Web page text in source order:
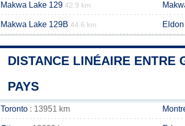
Makwa Lake 129 42.9 km
Makwa Lake 129B 44.6 km Eldon
DISTANCE LINÉAIRE ENTRE
PAYS
Toronto : 13951 km